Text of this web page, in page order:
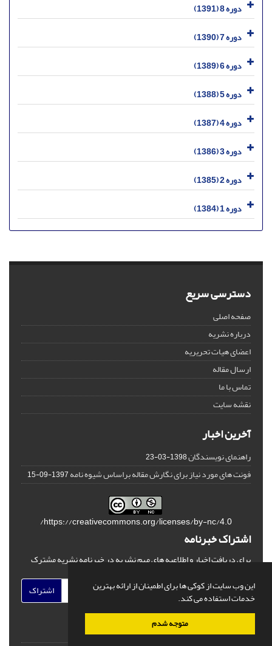
این وب سایت از کوکی ها برای اطمینان از ارائه بهترین
خدمات استفاده می کند.
متوجه شدم
دوره 8 (1391)
دوره 7 (1390)
دوره 6 (1389)
دوره 5 (1388)
دوره 4 (1387)
دوره 3 (1386)
دوره 2 (1385)
دوره 1 (1384)
دسترسی سریع
صفحه اصلی
درباره نشریه
اعضای هیات تحریریه
ارسال مقاله
تماس با ما
نقشه سایت
آخرین اخبار
راهنمای نویسندگان1398-03-23
فونت های مورد نیاز برای نگارش مقاله براساس شیوه نامه1397-09-15
https://creativecommons.org/licenses/by-nc/4.0/
اشتراک خبرنامه
برای دریافت اخبار و اطلاعیه های مهم نشریه در خبرنامه نشریه مشترک
اشتراک